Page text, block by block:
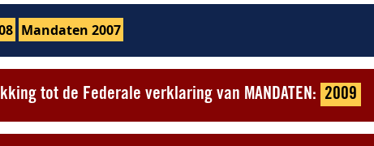
Mandaten 2007
tot de Federale verklaring van MANDATEN: 2009